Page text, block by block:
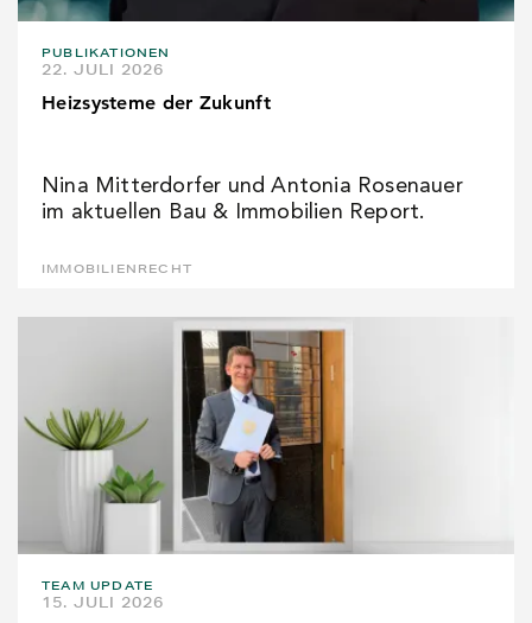
PUBLIKATIONEN
22. JULI 2026
Heizsysteme der Zukunft
Nina Mitterdorfer und Antonia Rosenauer
im aktuellen Bau & Immobilien Report.
IMMOBILIENRECHT
TEAM UPDATE
15. JULI 2026